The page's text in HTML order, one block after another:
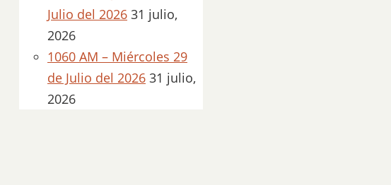
Julio del 2026 31 julio,
2026
1060 AM – Miércoles 29
de Julio del 2026 31 julio,
2026